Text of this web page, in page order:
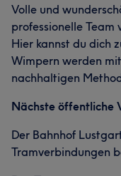
Volle und
professionelle Team
Hier kannst du dich
Wimpern werden
nachhaltigen
Nächste öffentliche
Der Bahnhof
Tramverbindungen